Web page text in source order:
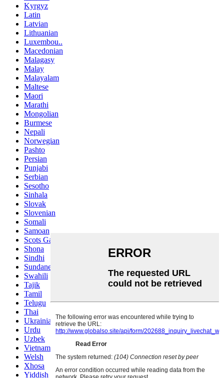
Kyrgyz
Latin
Latvian
Lithuanian
Luxembou..
Macedonian
Malagasy
Malay
Malayalam
Maltese
Maori
Marathi
Mongolian
Burmese
Nepali
Norwegian
Pashto
Persian
Punjabi
Serbian
Sesotho
Sinhala
Slovak
Slovenian
Somali
Samoan
Scots Gaelic
Shona
Sindhi
Sundanese
Swahili
Tajik
Tamil
Telugu
Thai
Ukrainian
Urdu
Uzbek
Vietnamese
Welsh
Xhosa
Yiddish